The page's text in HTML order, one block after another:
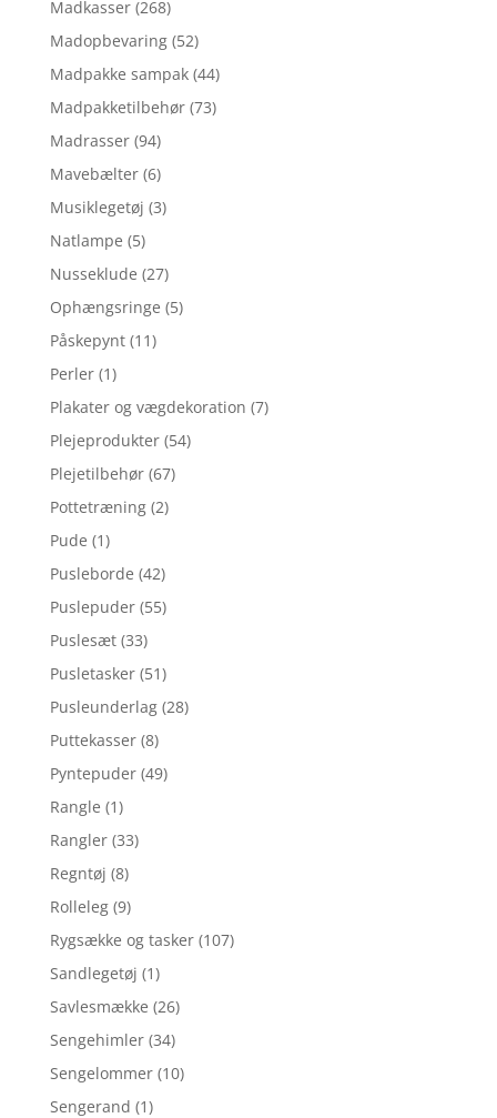
Madkasser (268)
Madopbevaring (52)
Madpakke sampak (44)
Madpakketilbehør (73)
Madrasser (94)
Mavebælter (6)
Musiklegetøj (3)
Natlampe (5)
Nusseklude (27)
Ophængsringe (5)
Påskepynt (11)
Perler (1)
Plakater og vægdekoration (7)
Plejeprodukter (54)
Plejetilbehør (67)
Pottetræning (2)
Pude (1)
Pusleborde (42)
Puslepuder (55)
Puslesæt (33)
Pusletasker (51)
Pusleunderlag (28)
Puttekasser (8)
Pyntepuder (49)
Rangle (1)
Rangler (33)
Regntøj (8)
Rolleleg (9)
Rygsække og tasker (107)
Sandlegetøj (1)
Savlesmække (26)
Sengehimler (34)
Sengelommer (10)
Sengerand (1)